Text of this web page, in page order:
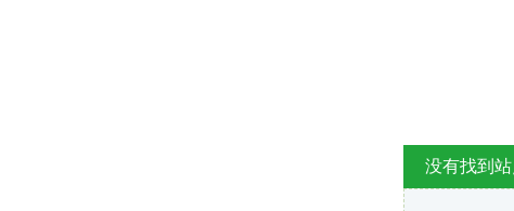
没有找到站